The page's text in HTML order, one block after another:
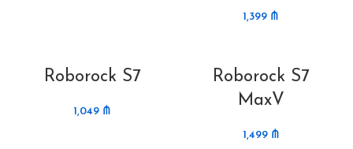
1,399 ₼
Roborock S7
1,049 ₼
Roborock S7
MaxV
1,499 ₼